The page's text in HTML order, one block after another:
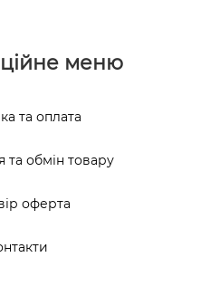
меню
та оплата
обмін товару
оферта